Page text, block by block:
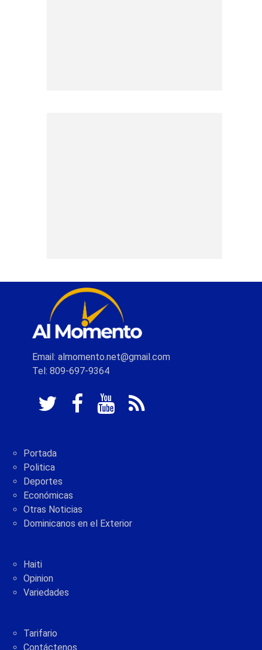
Email: almomento.net@gmail.com
Tel: 809-697-9364
Portada
Politica
Deportes
Económicas
Otras Noticias
Dominicanos en el Exterior
Haiti
Opinion
Variedades
Tarifario
Contáctenos